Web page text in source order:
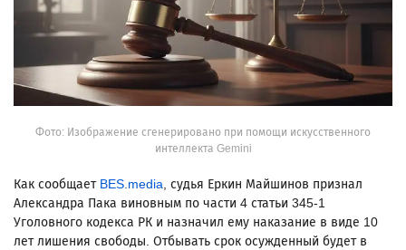
Фото: Изображение сгенерировано при помощи искусственного
интеллекта Gemini
Как сообщает BES.media, судья Еркин Майшинов признал
Александра Пака виновным по части 4 статьи 345-1
Уголовного кодекса РК и назначил ему наказание в виде 10
лет лишения свободы. Отбывать срок осужденный будет в